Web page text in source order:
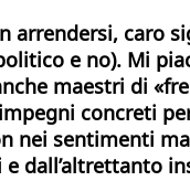
arrendersi, caro
e no). Mi
maestri di
concreti
nei sentimenti
dall’altrettanto